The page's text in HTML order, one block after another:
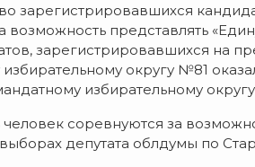
зарегистрировавшихся
возможность представлять
зарегистрировавшихся на
округу №81
избирательному
соревнуются за
депутата облдумы по